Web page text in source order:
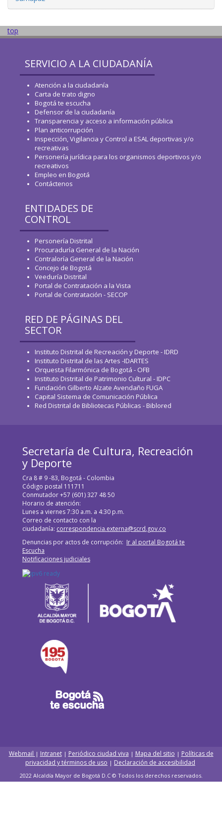
top
SERVICIO A LA CIUDADANÍA
Atención a la ciudadanía
Carta de trato digno
Bogotá te escucha
Defensor de la ciudadanía
Transparencia y acceso a información pública
Plan anticorrupción
Inspección, Vigilancia y Control a ESAL deportivas y/o
recreativas
Personería jurídica para los organismos deportivos y/o
recreativos
Empleo en Bogotá
Contáctenos
ENTIDADES DE
CONTROL
Personería Distrital
Procuraduría General de la Nación
Contraloría General de la Nación
Concejo de Bogotá
Veeduría Distrital
Portal de Contratación a la Vista
Portal de Contratación - SECOP
RED DE PÁGINAS DEL
SECTOR
Instituto Distrital de Recreación y Deporte - IDRD
Instituto Distrital de las Artes -IDARTES
Orquesta Filarmónica de Bogotá - OFB
Instituto Distrital de Patrimonio Cultural - IDPC
Fundación Gilberto Alzate Avendaño FUGA
Capital Sistema de Comunicación Pública
Red Distrital de Bibliotecas Públicas - Biblored
Secretaría de Cultura, Recreación
y Deporte
Cra 8 # 9 -83, Bogotá - Colombia
Código postal 111711
Conmutador +57 (601) 327 48 50
Horario de atención:
Lunes a viernes 7:30 a.m. a 4:30 p.m.
Correo de contacto con la
ciudadanía: correspondencia.externa@scrd.gov.co
Denuncias por actos de corrupción: Ir al portal Bogotá te
Escucha
Notificaciones judiciales
Webmail | Intranet| Periódico ciudad viva | Mapa del sitio | Políticas de
privacidad y términos de uso | Declaración de accesibilidad
2022 Alcaldía Mayor de Bogotá D.C © Todos los derechos reservados.